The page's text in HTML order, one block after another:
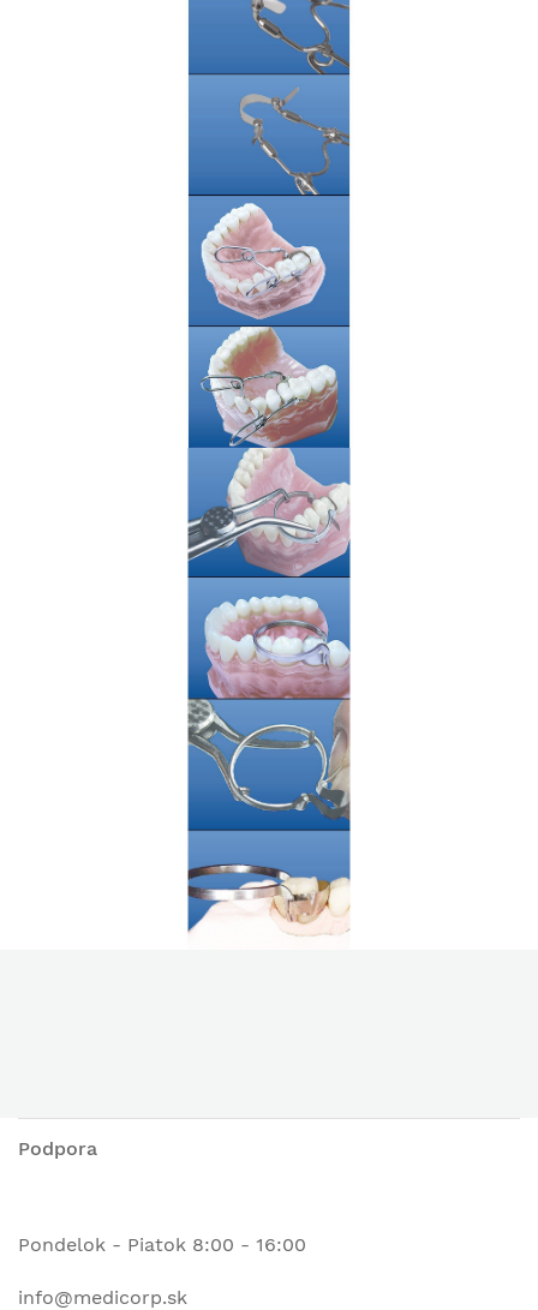
Podpora
Pondelok - Piatok 8:00 - 16:00
info@medicorp.sk